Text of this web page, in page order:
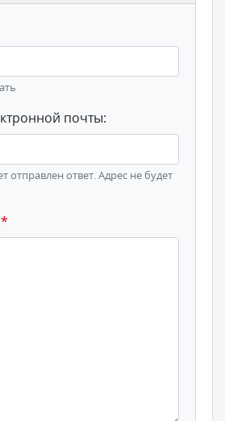
почты:
отправлен ответ. Адрес не будет
*